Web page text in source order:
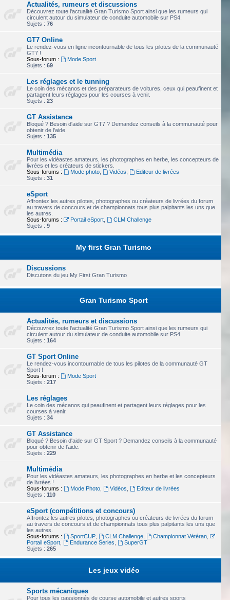
Actualités, rumeurs et discussions
Découvrez toute l'actualité Gran Turismo Sport ainsi que les rumeurs qui
circulent autour du simulateur de conduite automobile sur PS4.
Sujets : 76
GT7 Online
Le rendez-vous en ligne incontournable de tous les pilotes de la communauté
GT7 !
Sous-forum :
Mode Sport
Sujets : 69
Les réglages et le tunning
Le coin des mécanos et des préparateurs de voitures, ceux qui peaufinent et
partagent leurs réglages pour les courses à venir.
Sujets : 23
GT Assistance
Bloqué ? Besoin d'aide sur GT7 ? Demandez conseils à la communauté pour
obtenir de l'aide.
Sujets : 135
Multimédia
Pour les vidéastes amateurs, les photographes en herbe, les concepteurs de
livrées et les créateurs de stickers.
Sous-forums :
Mode photo, Vidéos
Editeur de livrées
Sujets : 31
eSport
Affrontez les autres pilotes, photographes ou créateurs de livrées du forum
au travers de concours et de championnats tous plus palpitants les uns que
les autres.
Sous-forums :
Portail eSport,
CLM Challenge
Sujets : 9
My first Gran Turismo
Discussions
Discutons du jeu My First Gran Turismo
Gran Turismo Sport
Actualités, rumeurs et discussions
Découvrez toute l'actualité Gran Turismo Sport ainsi que les rumeurs qui
circulent autour du simulateur de conduite automobile sur PS4.
Sujets : 164
GT Sport Online
Le rendez-vous incontournable de tous les pilotes de la communauté GT
Sport !
Sous-forum :
Mode Sport
Sujets : 217
Les réglages
Le coin des mécanos qui peaufinent et partagent leurs réglages pour les
courses à venir.
Sujets : 34
GT Assistance
Bloqué ? Besoin d'aide sur GT Sport ? Demandez conseils à la communauté
pour obtenir de l'aide.
Sujets : 229
Multimédia
Pour les vidéastes amateurs, les photographes en herbe et les concepteurs
de livrées !
Sous-forums :
Mode Photo, Vidéos
Editeur de livrées
Sujets : 110
eSport (compétitions et concours)
Affrontez les autres pilotes, photographes ou créateurs de livrées du forum
au travers de concours et de championnats tous plus palpitants les uns que
les autres.
Sous-forums :
SportCUP, CLM Challenge, Championnat Vétéran,
Portail eSport
Endurance Series
SuperGT
Sujets : 265
Les jeux vidéo
Sports mécaniques
Pour tous les passionnés de course automobile et autres sports